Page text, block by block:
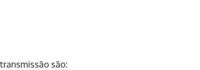
são: